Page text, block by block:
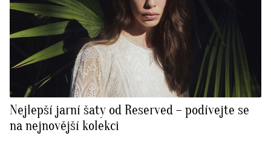
Nejlepší jarní šaty od Reserved – podívejte se
na nejnovější kolekci